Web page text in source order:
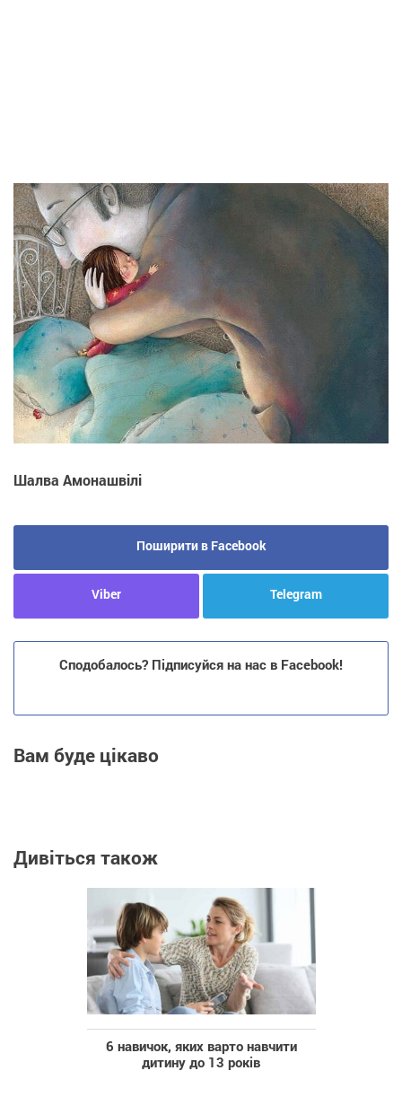
Шалва Амонашвілі
Поширити в Facebook
Viber Telegram
Сподобалось? Підписуйся на нас в Facebook!
Вам буде цікаво
Дивіться також
6 навичок, яких варто навчити
дитину до 13 років